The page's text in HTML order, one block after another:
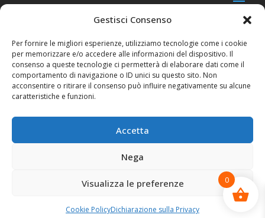
Gestisci Consenso
Per fornire le migliori esperienze, utilizziamo tecnologie come i cookie
per memorizzare e/o accedere alle informazioni del dispositivo. Il
consenso a queste tecnologie ci permetterà di elaborare dati come il
comportamento di navigazione o ID unici su questo sito. Non
acconsentire o ritirare il consenso può influire negativamente su alcune
caratteristiche e funzioni.
Accetta
Nega
Visualizza le preferenze
Cookie PolicyDichiarazione sulla Privacy
CONTATTI
Via R. Giuliani 70/c Rosso, 50141 Firenze FI
+39 055 4289002 / +39 392 2343100
info@consolestation.it
P.Iva 04990180483
Console Station 2024
0